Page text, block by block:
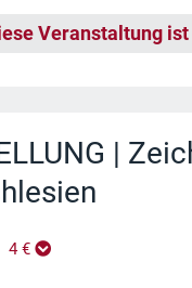
Veranstaltung
|
4 €